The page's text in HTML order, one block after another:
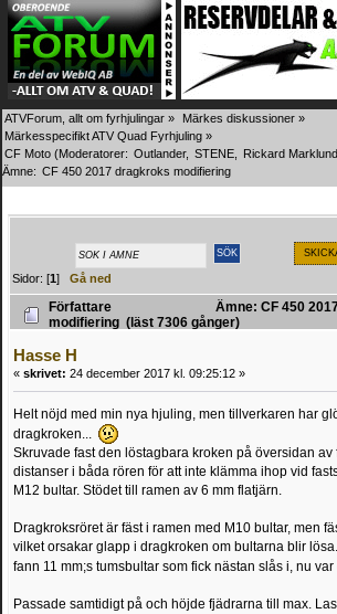
ATVForum, allt om fyrhjulingar » Märkes diskussioner »
Märkesspecifikt ATV Quad Fyrhjuling »
CF Moto (Moderatorer: Outlander, STENE Rickard Marklund
Ämne: CF 450 2017 dragkroks modifiering
Sidor: [1]Gå ned
Författare
Ämne: CF 450
modifiering (läst 7306 gånger)
Hasse H
« skrivet: 24 december 2017 kl. 09:25:12 »
Helt nöjd med min nya hjuling, men tillverkaren har
dragkroken...
Skruvade fast den löstagbara kroken på översidan av
distanser i båda rören för att inte klämma ihop vid
M12 bultar. Stödet till ramen av 6 mm flatjärn.
Dragkroksröret är fäst i ramen med M10 bultar, men
vilket orsakar glapp i dragkroken om bultarna blir
fann 11 mm;s tumsbultar som fick nästan slås i, nu var
Passade samtidigt på och höjde fjädrarna till max.